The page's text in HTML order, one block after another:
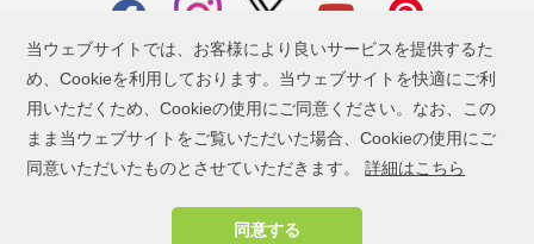
当ウェブサイトでは、お客様により良いサービスを提供するた
め、Cookieを利用しております。当ウェブサイトを快適にご利
用いただくため、Cookieの使用にご同意ください。なお、この
まま当ウェブサイトをご覧いただいた場合、Cookieの使用にご
同意いただいたものとさせていただきます。詳細はこちら
同意する
COPYRIGHT © DIC COLOR DESIGN, INC. ALL RIGHTS RESERVED.
お問い合わせ ご利用条件 個人情報保護方針